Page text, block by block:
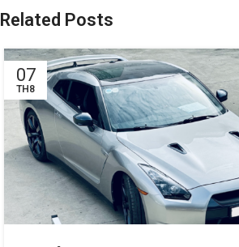
Related Posts
07
TH8